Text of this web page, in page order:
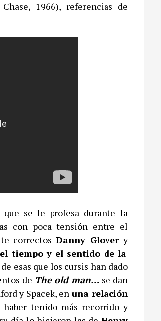
1966), referencias de
se le profesa durante la
con poca tensión entre el
correctosDanny Glovery
tiempo y el sentido de la
esas que los cursis han dado
de The old man…se dan
y Spacek, en una relación
haber tenido más recorrido y